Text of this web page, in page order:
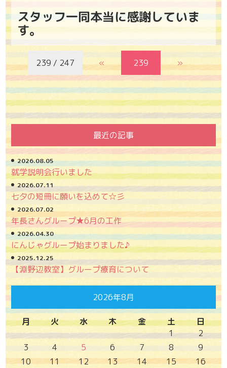
スタッフ一同本当に感謝していま
す。
239 / 247 « 239 »
最近の記事
2026.08.05
就学説明会行いました
2026.07.11
七夕の短冊に願いを込めて☆彡
2026.07.02
年長さんグループ★6月の工作
2026.04.30
にんじゃグループ始まりました♪
2025.12.25
【淵野辺教室】グループ療育について
2026年8月
月 火 水 木 金 土 日
1
2
3
4 5 6 7 8
9
10
11 12 13 14 15
16